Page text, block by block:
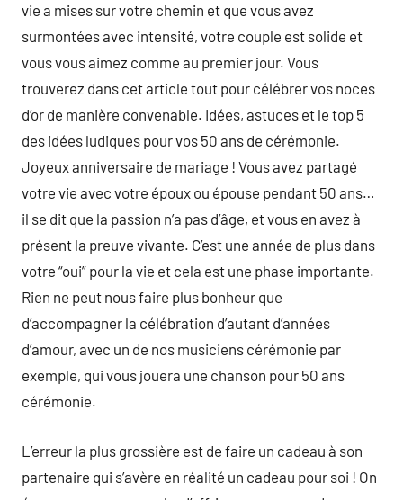
vie a mises sur votre chemin et que vous avez
surmontées avec intensité, votre couple est solide et
vous vous aimez comme au premier jour. Vous
trouverez dans cet article tout pour célébrer vos noces
d’or de manière convenable. Idées, astuces et le top 5
des idées ludiques pour vos 50 ans de cérémonie.
Joyeux anniversaire de mariage ! Vous avez partagé
votre vie avec votre époux ou épouse pendant 50 ans…
il se dit que la passion n’a pas d’âge, et vous en avez à
présent la preuve vivante. C’est une année de plus dans
votre “oui” pour la vie et cela est une phase importante.
Rien ne peut nous faire plus bonheur que
d’accompagner la célébration d’autant d’années
d’amour, avec un de nos musiciens cérémonie par
exemple, qui vous jouera une chanson pour 50 ans
cérémonie.
L’erreur la plus grossière est de faire un cadeau à son
partenaire qui s’avère en réalité un cadeau pour soi ! On